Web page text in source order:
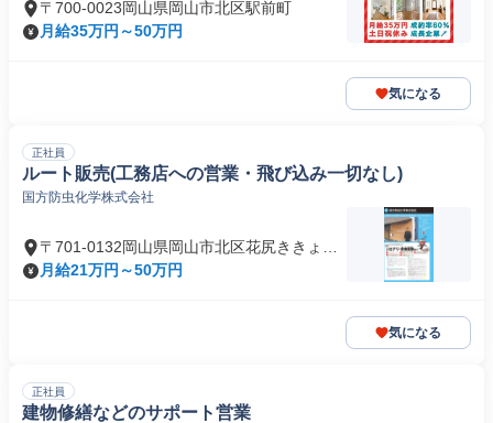
〒700-0023岡山県岡山市北区駅前町
月給35万円～50万円
気になる
正社員
ルート販売(工務店への営業・飛び込み一切なし)
国方防虫化学株式会社
〒701-0132岡山県岡山市北区花尻ききょう
町
月給21万円～50万円
気になる
正社員
建物修繕などのサポート営業